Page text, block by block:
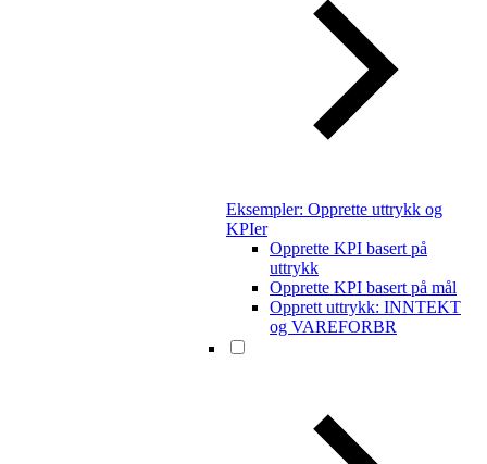
Eksempler: Opprette uttrykk og
KPIer
Opprette KPI basert på
uttrykk
Opprette KPI basert på mål
Opprett uttrykk: INNTEKT
og VAREFORBR